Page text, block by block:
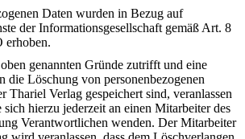
Daten wurden in Bezug auf
der Informationsgesellschaft gemäß Art. 8
erhoben.
genannten Gründe zutrifft und eine
die Löschung von personenbezogenen
Thariel Verlag gespeichert sind, veranlassen
sich hierzu jederzeit an einen Mitarbeiter des
Verantwortlichen wenden. Der Mitarbeiter